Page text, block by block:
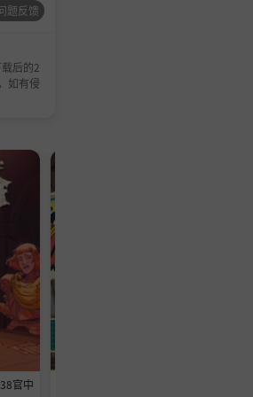
题反馈
后的2
如有侵
官中